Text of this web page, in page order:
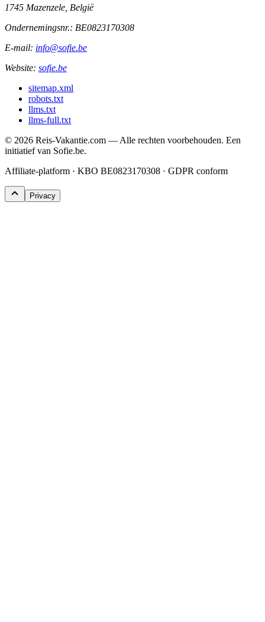
1745 Mazenzele, België
Ondernemingsnr.: BE0823170308
E-mail: info@sofie.be
Website: sofie.be
sitemap.xml
robots.txt
llms.txt
llms-full.txt
© 2026 Reis-Vakantie.com — Alle rechten voorbehouden. Een
initiatief van Sofie.be.
Affiliate-platform · KBO BE0823170308 · GDPR conform
Privacy